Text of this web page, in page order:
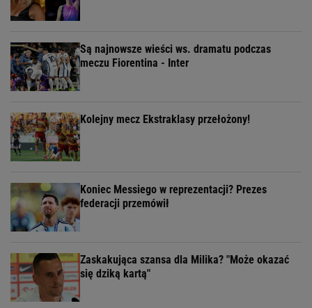
Są najnowsze wieści ws. dramatu podczas
meczu Fiorentina - Inter
Kolejny mecz Ekstraklasy przełożony!
Koniec Messiego w reprezentacji? Prezes
federacji przemówił
Zaskakująca szansa dla Milika? "Może okazać
się dziką kartą"